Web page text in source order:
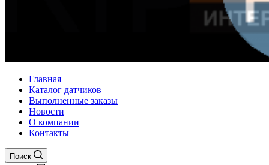
Главная
Каталог датчиков
Выполненные заказы
Новости
О компании
Контакты
Поиск